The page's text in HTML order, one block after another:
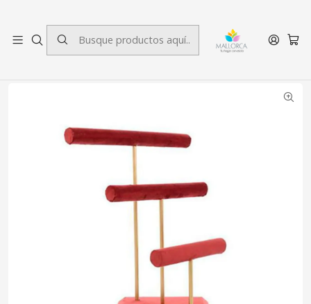
Inicio Decoración Joyeros Joyero Velvet Triple